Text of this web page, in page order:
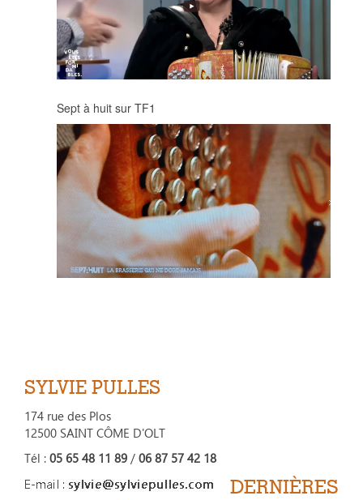
Sept à huit sur TF1
SYLVIE PULLES
174 rue des Plos
12500 SAINT CÔME D'OLT
Tél : 05 65 48 11 89 / 06 87 57 42 18
DERNIÈRES